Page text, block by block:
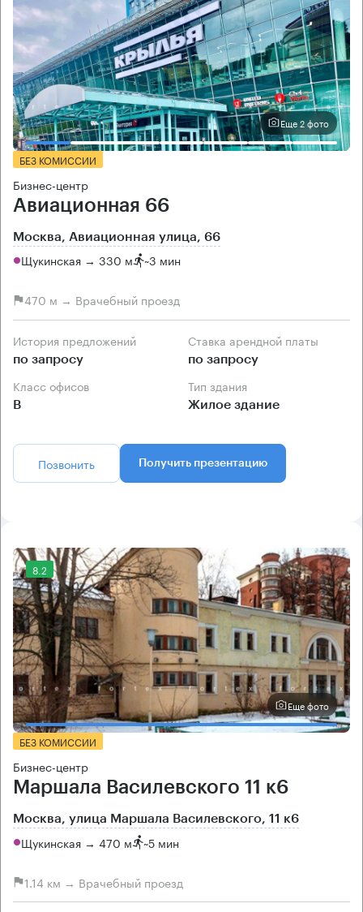
Еще 2 фото
БЕЗ КОМИССИИ
Бизнес-центр
Авиационная 66
Москва, Авиационная улица, 66
Щукинская → 330 м ~3 мин
470 м → Врачебный проезд
История предложений
по запросу
Ставка арендной платы
по запросу
Класс офисов
B
Тип здания
Жилое здание
Позвонить Получить презентацию
8.2
Еще фото
БЕЗ КОМИССИИ
Бизнес-центр
Маршала Василевского 11 к6
Москва, улица Маршала Василевского, 11 к6
Щукинская → 470 м ~5 мин
1.14 км → Врачебный проезд